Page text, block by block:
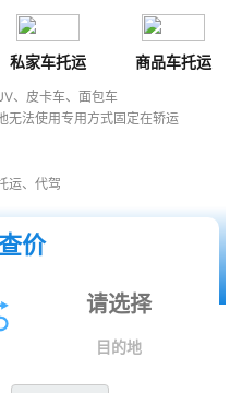
私家车托运 商品车托运
、皮卡车、面包车
无法使用专用方式固定在轿运
运、代驾
价
目的地